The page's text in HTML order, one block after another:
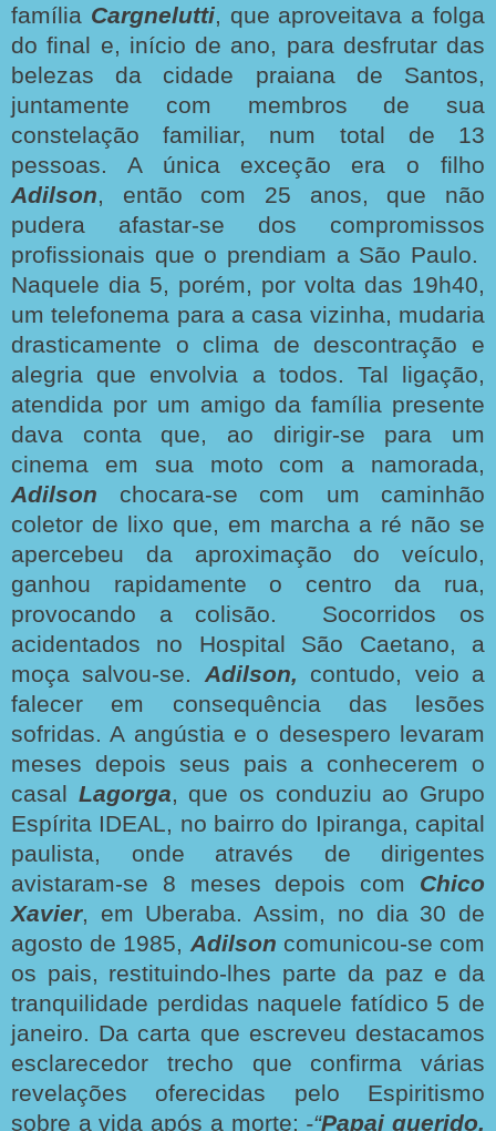
família Cargnelutti, que aproveitava a folga
do final e, início de ano, para desfrutar das
belezas da cidade praiana de Santos,
juntamente com membros de sua
constelação familiar, num total de 13
pessoas. A única exceção era o filho
Adilson, então com 25 anos, que não
pudera afastar-se dos compromissos
profissionais que o prendiam a São Paulo.
Naquele dia 5, porém, por volta das 19h40,
um telefonema para a casa vizinha, mudaria
drasticamente o clima de descontração e
alegria que envolvia a todos. Tal ligação,
atendida por um amigo da família presente
dava conta que, ao dirigir-se para um
cinema em sua moto com a namorada,
Adilson chocara-se com um caminhão
coletor de lixo que, em marcha a ré não se
apercebeu da aproximação do veículo,
ganhou rapidamente o centro da rua,
provocando a colisão.
Socorridos os
acidentados no Hospital São Caetano, a
moça salvou-se. Adilson, contudo, veio a
falecer em consequência das lesões
sofridas. A angústia e o desespero levaram
meses depois seus pais a conhecerem o
casal Lagorga, que os conduziu ao Grupo
Espírita IDEAL, no bairro do Ipiranga, capital
paulista, onde através de dirigentes
avistaram-se 8 meses depois com Chico
Xavier, em Uberaba. Assim, no dia 30 de
agosto de 1985, Adilson comunicou-se com
os pais, restituindo-lhes parte da paz e da
tranquilidade perdidas naquele fatídico 5 de
janeiro. Da carta que escreveu destacamos
esclarecedor trecho que confirma várias
revelações oferecidas pelo Espiritismo
sobre a vida após a morte: -“Papai querido,